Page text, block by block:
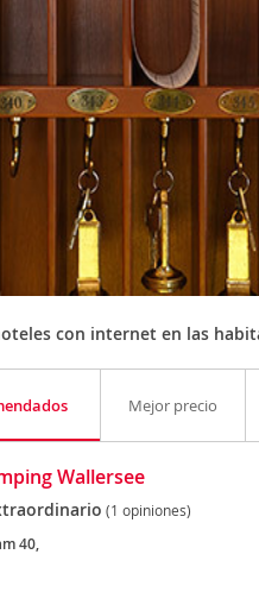
con internet en las
Mejor precio
Wallersee
(1 opiniones)
40,